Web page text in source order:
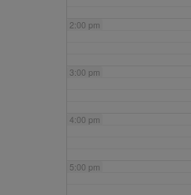
2:00 pm
3:00 pm
4:00 pm
5:00 pm